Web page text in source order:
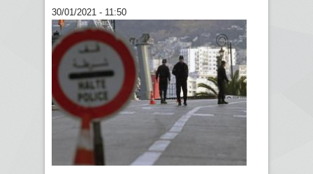
30/01/2021 - 11:50